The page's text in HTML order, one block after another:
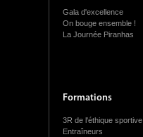
Gala d'excellence
On bouge ensemble !
La Journée Piranhas
Formations
3R de l'éthique sportive
Entraîneurs